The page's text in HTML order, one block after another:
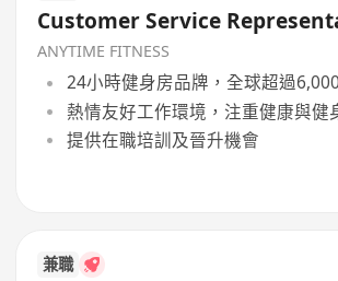
Customer Service
ANYTIME FITNESS
24小時健身房品牌，全球超過
熱情友好工作環境，注重健康與健
提供在職培訓及晉升機會
兼職